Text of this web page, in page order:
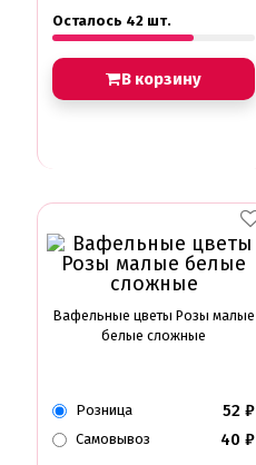
Осталось 42 шт.
В корзину
Вафельные цветы Розы малые
белые сложные
Розница 52 ₽
Самовывоз 40 ₽